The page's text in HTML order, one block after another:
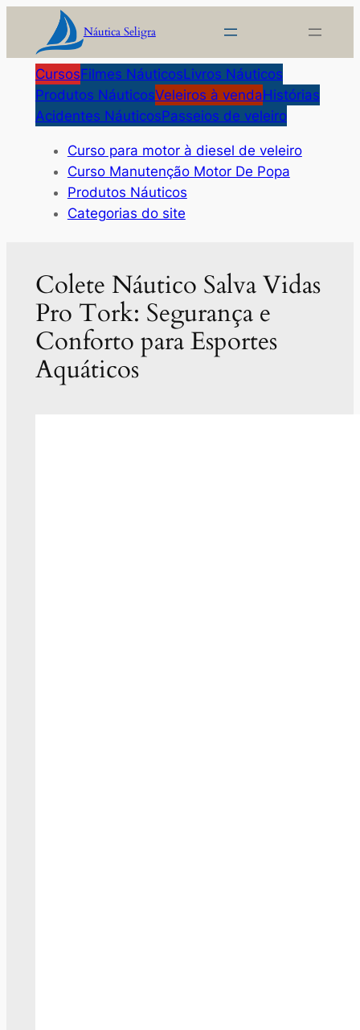
o
conteúdo
Náutica Seligra
CursosFilmes NáuticosLivros Náuticos
Produtos NáuticosVeleiros à vendaHistórias
Acidentes NáuticosPasseios de veleiro
Curso para motor à diesel de veleiro
Curso Manutenção Motor De Popa
Produtos Náuticos
Categorias do site
Colete Náutico Salva Vidas
Pro Tork: Segurança e
Conforto para Esportes
Aquáticos